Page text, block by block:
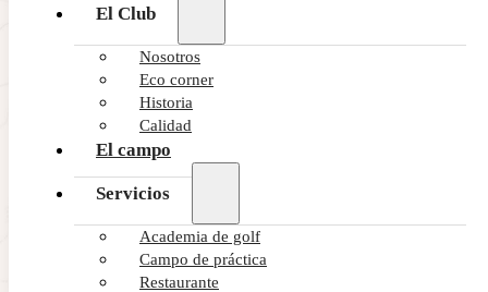
El Club
Nosotros
Eco corner
Historia
Calidad
El campo
Servicios
Academia de golf
Campo de práctica
Restaurante